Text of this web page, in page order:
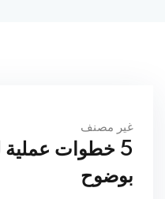
غير مصنف
5 خطوات عملية
بوضوح